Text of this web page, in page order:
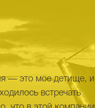
— это мое детище, и
встречать